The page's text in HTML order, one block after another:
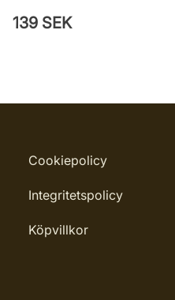
139 SEK
Cookiepolicy
Integritetspolicy
Köpvillkor